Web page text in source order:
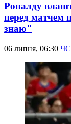
Роналду
перед матчем
знаю"
06 липня, 06:30 ЧС